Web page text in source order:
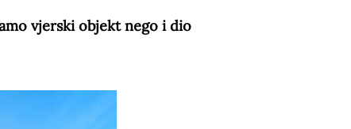
vjerski objekt nego i dio